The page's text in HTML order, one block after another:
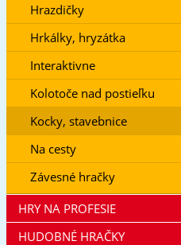
Hrazdičky
Hrkálky, hryzátka
Interaktivne
Kolotoče nad postieľku
Kocky, stavebnice
Na cesty
Závesné hračky
HRY NA PROFESIE
HUDOBNÉ HRAČKY